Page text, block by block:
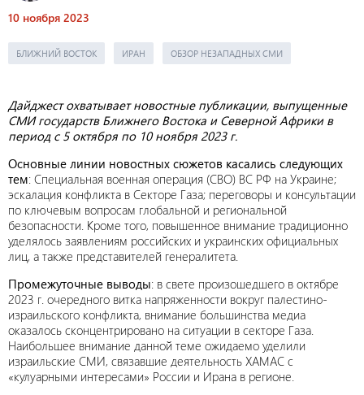
10 ноября 2023
БЛИЖНИЙ ВОСТОК ИРАН ОБЗОР НЕЗАПАДНЫХ СМИ
Дайджест охватывает новостные публикации, выпущенные
СМИ государств Ближнего Востока и Северной Африки в
период с 5 октября по 10 ноября 2023 г.
Основные линии новостных сюжетов касались следующих
тем: Специальная военная операция (СВО) ВС РФ на Украине;
эскалация конфликта в Секторе Газа; переговоры и консультации
по ключевым вопросам глобальной и региональной
безопасности. Кроме того, повышенное внимание традиционно
уделялось заявлениям российских и украинских официальных
лиц, а также представителей генералитета.
Промежуточные выводы: в свете произошедшего в октябре
2023 г. очередного витка напряженности вокруг палестино-
израильского конфликта, внимание большинства медиа
оказалось сконцентрировано на ситуации в секторе Газа.
Наибольшее внимание данной теме ожидаемо уделили
израильские СМИ, связавшие деятельность ХАМАС с
«кулуарными интересами» России и Ирана в регионе.